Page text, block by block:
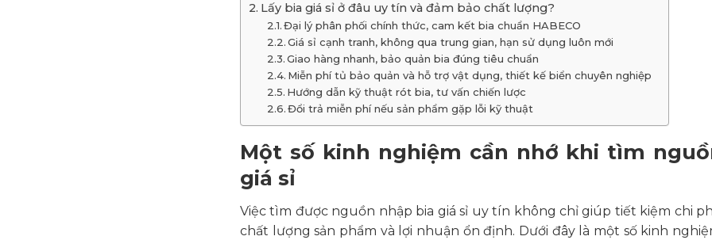
Lấy bia giá sỉ ở đâu uy tín và đảm bảo chất lượng?
Đại lý phân phối chính thức, cam kết bia chuẩn HABECO
Giá sỉ cạnh tranh, không qua trung gian, hạn sử dụng luôn mới
Giao hàng nhanh, bảo quản bia đúng tiêu chuẩn
Miễn phí tủ bảo quản và hỗ trợ vật dụng, thiết kế biển chuyên nghiệp
Hướng dẫn kỹ thuật rót bia, tư vấn chiến lược
Đổi trả miễn phí nếu sản phẩm gặp lỗi kỹ thuật
Một số kinh nghiệm cần nhớ khi tìm
giá sỉ
Việc tìm được nguồn nhập bia giá sỉ uy tín không chỉ giúp tiết kiệm chi
chất lượng sản phẩm và lợi nhuận ổn định. Dưới đây là một số kinh